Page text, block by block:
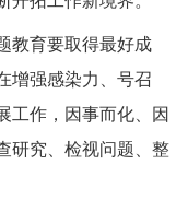
教育要取得最好成
增强感染力、号召
工作，因事而化、因
研究、检视问题、整